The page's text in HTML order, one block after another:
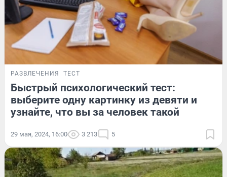
РАЗВЛЕЧЕНИЯ ТЕСТ
Быстрый психологический тест:
выберите одну картинку из девяти и
узнайте, что вы за человек такой
29 мая, 2024, 16:00 3 213 5